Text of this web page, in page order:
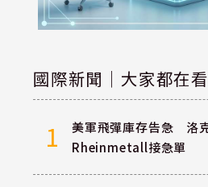
國際新聞｜大家都在看
1
美軍飛彈庫存告急 洛
Rheinmetall接急單